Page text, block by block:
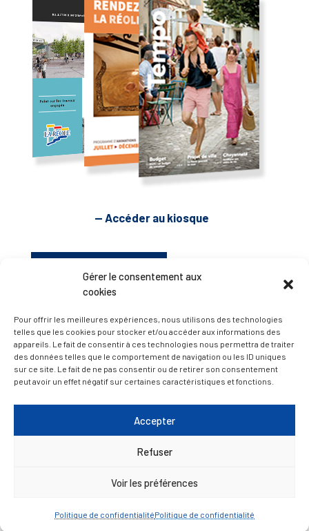
Gérer le consentement aux
cookies
Pour offrir les meilleures expériences, nous utilisons des technologies
telles que les cookies pour stocker et/ou accéder aux informations des
appareils. Le fait de consentir à ces technologies nous permettra de traiter
des données telles que le comportement de navigation ou les ID uniques
sur ce site. Le fait de ne pas consentir ou de retirer son consentement
peut avoir un effet négatif sur certaines caractéristiques et fonctions.
Accepter
Refuser
Voir les préférences
Politique de confidentialitéPolitique de confidentialité
— Accéder au kiosque